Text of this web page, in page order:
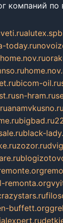
компаний по
today.ru
bicom-oil.ru
sn-hram.ru
anamvkusno.ru
bigbad.ru
black-
zozor.ru
remonta.org
buffett.org